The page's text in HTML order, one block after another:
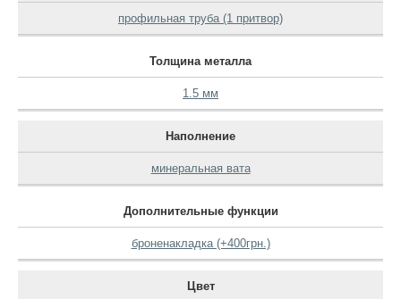
профильная труба (1 притвор)
Толщина металла
1.5 мм
Наполнение
минеральная вата
Дополнительные функции
броненакладка (+400грн.)
Цвет